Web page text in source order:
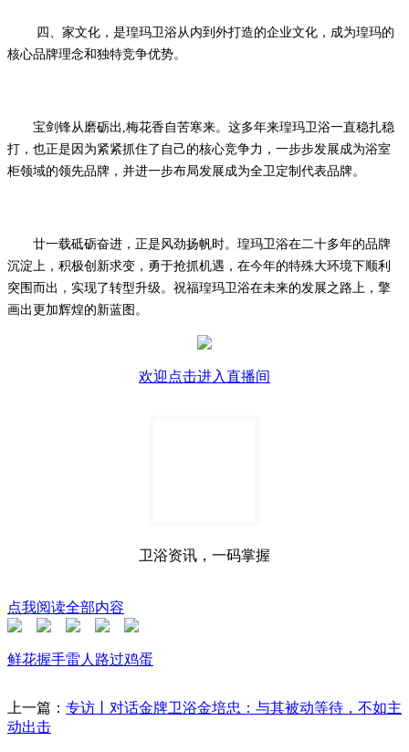
四、家文化，是瑝玛卫浴从内到外打造的企业文化，成为瑝玛的
核心品牌理念和独特竞争优势。
宝剑锋从磨砺出 ,梅花香自苦寒来。这多年来瑝玛卫浴一直稳扎稳
打，也正是因为紧紧抓住了自己的核心竞争力，一步步发展成为浴室
柜领域的领先品牌，并进一步布局发展成为全卫定制代表品牌。
廿一载砥砺奋进，正是风劲扬帆时。瑝玛卫浴在二十多年的品牌
沉淀上，积极创新求变，勇于抢抓机遇，在今年的特殊大环境下顺利
突围而出，实现了转型升级。祝福瑝玛卫浴在未来的发展之路上，擎
画出更加辉煌的新蓝图。
欢迎点击进入直播间
卫浴资讯，一码掌握
点我阅读全部内容
鲜花握手雷人 路过鸡蛋
上一篇： 专访丨对话金牌卫浴金培忠：与其被动等待，不如主
动出击